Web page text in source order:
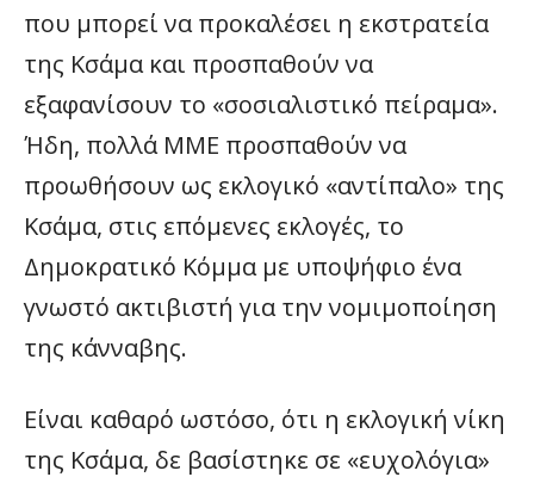
που μπορεί να προκαλέσει η εκστρατεία
της Κσάμα και προσπαθούν να
εξαφανίσουν το «σοσιαλιστικό πείραμα».
Ήδη, πολλά ΜΜΕ προσπαθούν να
προωθήσουν ως εκλογικό «αντίπαλο» της
Κσάμα, στις επόμενες εκλογές, το
Δημοκρατικό Κόμμα με υποψήφιο ένα
γνωστό ακτιβιστή για την νομιμοποίηση
της κάνναβης.
Είναι καθαρό ωστόσο, ότι η εκλογική νίκη
της Κσάμα, δε βασίστηκε σε «ευχολόγια»